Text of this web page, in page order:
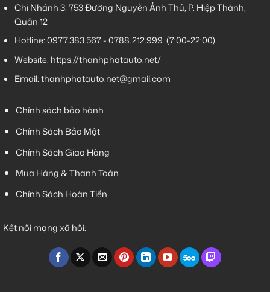
Chi Nhánh 3:753 Đường Nguyễn Ảnh Thủ, P. Hiệp Thành,
Quận 12
Hotline:0977.383.567-0788.212.999 (7:00-22:00)
Website: https://thanhphatauto.net/
Email:thanhphatauto.net@gmail.com
Chính sách bảo hành
Chính Sách Bảo Mật
Chính Sách Giao Hàng
Mua Hàng & Thanh Toán
Chính Sách Hoàn Tiền
Kết nối mạng xã hội: